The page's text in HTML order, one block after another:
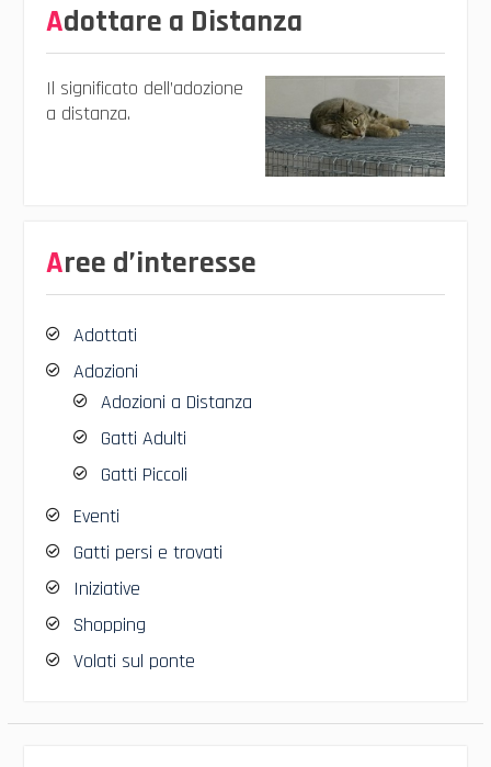
Adottare a Distanza
Il significato dell’adozione
a distanza.
Aree d’interesse
Adottati
Adozioni
Adozioni a Distanza
Gatti Adulti
Gatti Piccoli
Eventi
Gatti persi e trovati
Iniziative
Shopping
Volati sul ponte